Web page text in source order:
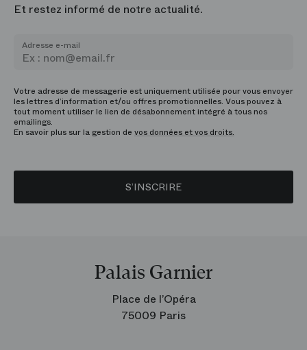
Et restez informé de notre actualité.
Adresse e-mail
Votre adresse de messagerie est uniquement utilisée pour vous envoyer
les lettres d’information et/ou offres promotionnelles. Vous pouvez à
tout moment utiliser le lien de désabonnement intégré à tous nos
emailings.
En savoir plus sur la gestion de vos données et vos droits.
S’INSCRIRE
Palais Garnier
Place de l’Opéra
75009 Paris